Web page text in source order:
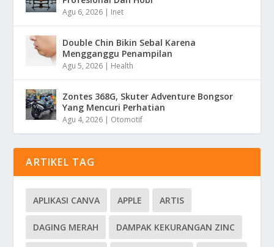
Agu 6, 2026 | Inet
Double Chin Bikin Sebal Karena
Mengganggu Penampilan
Agu 5, 2026 | Health
Zontes 368G, Skuter Adventure Bongsor
Yang Mencuri Perhatian
Agu 4, 2026 | Otomotif
ARTIKEL TAG
APLIKASI CANVA APPLE ARTIS
DAGING MERAH DAMPAK KEKURANGAN ZINC